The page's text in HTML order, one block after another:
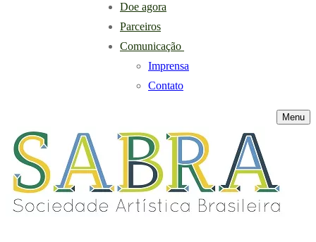
Doe agora
Parceiros
Comunicação
Imprensa
Contato
Menu